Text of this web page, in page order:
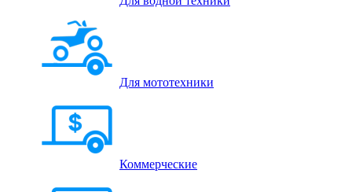
Для мототехники
Коммерческие